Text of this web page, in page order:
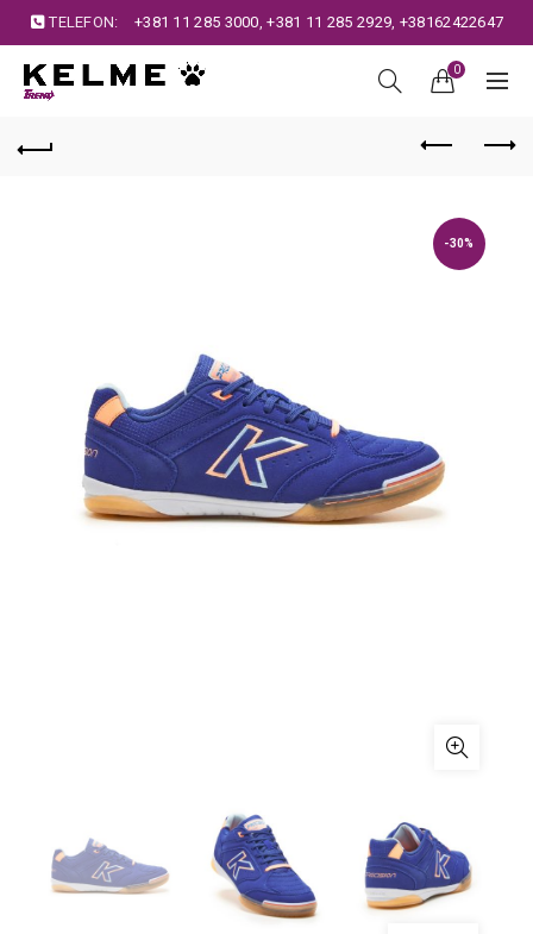
TELEFON: +381 11 285 3000,+381 11 285 2929, +38162422647
0
-30%